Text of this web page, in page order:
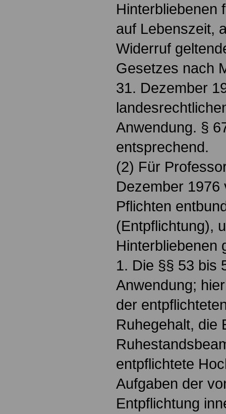
Hinterbliebenen
auf Lebenszeit,
Widerruf
Gesetzes nach
31. Dezember
Anwendung. §
entsprechend.
(2) Für
Dezember 1976
Pflichten
(Entpflichtung),
Hinterbliebenen
1. Die §§ 53 bis
Anwendung;
der
Ruhegehalt, die
entpflichtete
Aufgaben der
Entpflichtung